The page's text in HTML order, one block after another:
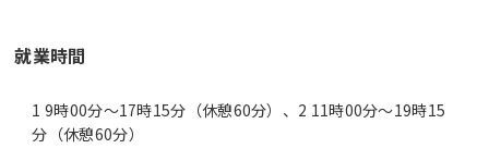
就業時間
1 9時00分〜17時15分（休憩60分）、2 11時00分〜19時15
分（休憩60分）